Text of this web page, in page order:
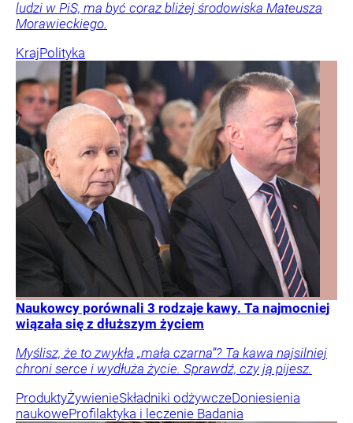
ludzi w PiS, ma być coraz bliżej środowiska Mateusza
Morawieckiego.
KrajPolityka
Naukowcy porównali 3 rodzaje kawy. Ta najmocniej
wiązała się z dłuższym życiem
Myślisz, że to zwykła „mała czarna”? Ta kawa najsilniej
chroni serce i wydłuża życie. Sprawdź, czy ją pijesz.
ProduktyŻywienieSkładniki odżywczeDoniesienia
naukoweProfilaktyka i leczenie Badania